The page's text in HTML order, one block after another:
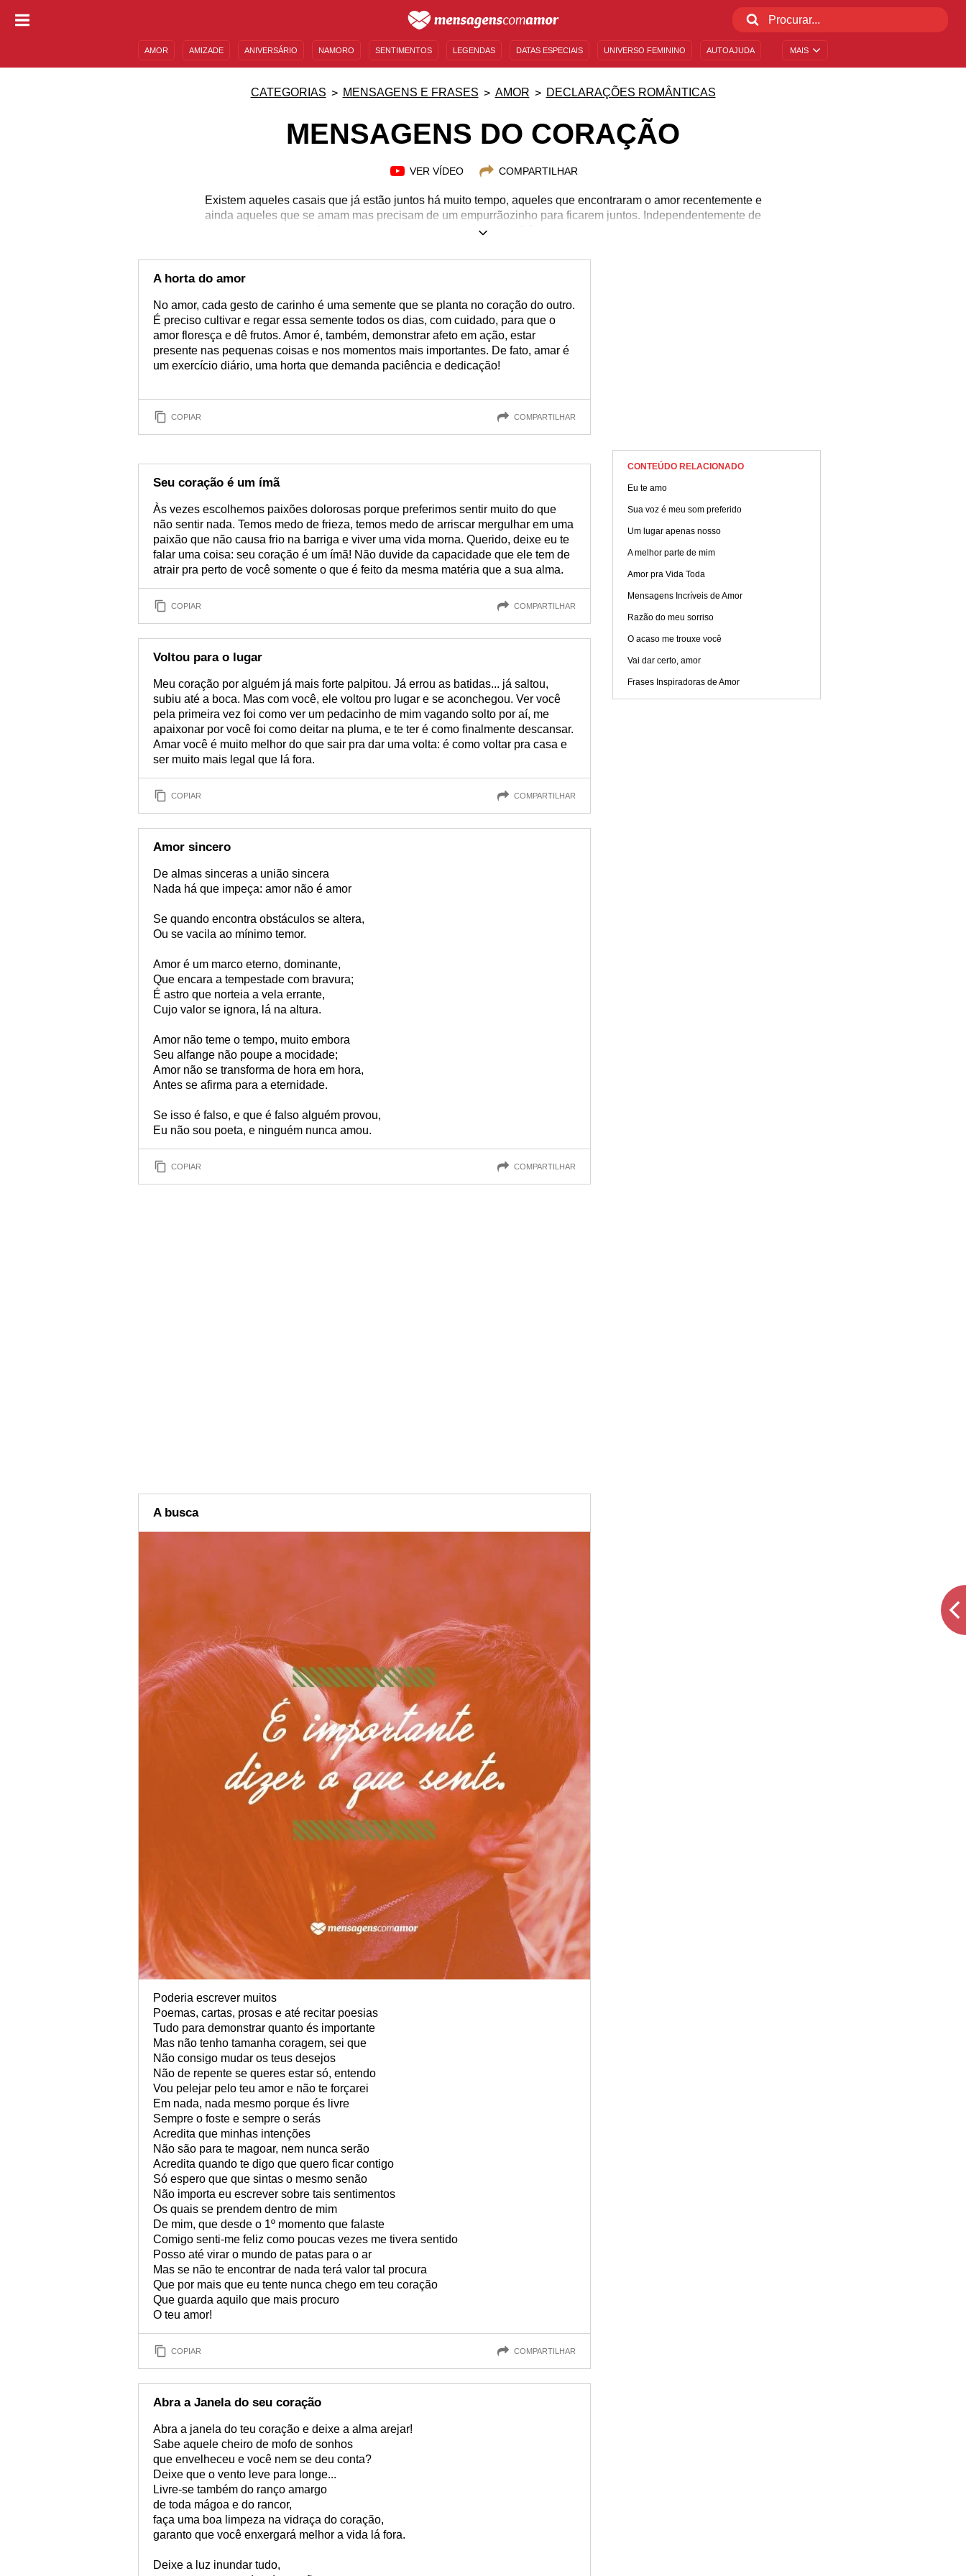
MAIS
AMOR AMIZADE ANIVERSÁRIO NAMORO SENTIMENTOS LEGENDAS DATAS ESPECIAIS UNIVERSO FEMININO AUTOAJUDA
CATEGORIAS MENSAGENS E FRASES AMOR DECLARAÇÕES ROMÂNTICAS
MENSAGENS DO CORAÇÃO
VER VÍDEO COMPARTILHAR
Existem aqueles casais que já estão juntos há muito tempo, aqueles que encontraram o amor recentemente e
ainda aqueles que se amam mas precisam de um empurrãozinho para ficarem juntos. Independentemente de
qual seja o seu caso, é preciso declarar os seus sentimentos! Dê o primeiro passo rumo ao amor ou reacenda
Confira estas mensagens do coração e inspire-se! Saiba como encontrar as palavras que melhor traduzem seus
sentimentos e se entregue ao amor. Não deixe para amanhã o sentimento que você pode demonstrar agora
A horta do amor
No amor, cada gesto de carinho é uma semente que se planta no coração do outro.
É preciso cultivar e regar essa semente todos os dias, com cuidado, para que o
amor floresça e dê frutos. Amor é, também, demonstrar afeto em ação, estar
presente nas pequenas coisas e nos momentos mais importantes. De fato, amar é
um exercício diário, uma horta que demanda paciência e dedicação!
COPIAR COMPARTILHAR
Seu coração é um ímã
Às vezes escolhemos paixões dolorosas porque preferimos sentir muito do que
não sentir nada. Temos medo de frieza, temos medo de arriscar mergulhar em uma
paixão que não causa frio na barriga e viver uma vida morna. Querido, deixe eu te
falar uma coisa: seu coração é um ímã! Não duvide da capacidade que ele tem de
atrair pra perto de você somente o que é feito da mesma matéria que a sua alma.
COPIAR COMPARTILHAR
Voltou para o lugar
Meu coração por alguém já mais forte palpitou. Já errou as batidas... já saltou,
subiu até a boca. Mas com você, ele voltou pro lugar e se aconchegou. Ver você
pela primeira vez foi como ver um pedacinho de mim vagando solto por aí, me
apaixonar por você foi como deitar na pluma, e te ter é como finalmente descansar.
Amar você é muito melhor do que sair pra dar uma volta: é como voltar pra casa e
ser muito mais legal que lá fora.
COPIAR COMPARTILHAR
Amor sincero
De almas sinceras a união sincera
Nada há que impeça: amor não é amor
Se quando encontra obstáculos se altera,
Ou se vacila ao mínimo temor.
Amor é um marco eterno, dominante,
Que encara a tempestade com bravura;
É astro que norteia a vela errante,
Cujo valor se ignora, lá na altura.
Amor não teme o tempo, muito embora
Seu alfange não poupe a mocidade;
Amor não se transforma de hora em hora,
Antes se afirma para a eternidade.
Se isso é falso, e que é falso alguém provou,
Eu não sou poeta, e ninguém nunca amou.
COPIAR COMPARTILHAR
A busca
Poderia escrever muitos
Poemas, cartas, prosas e até recitar poesias
Tudo para demonstrar quanto és importante
Mas não tenho tamanha coragem, sei que
Não consigo mudar os teus desejos
Não de repente se queres estar só, entendo
Vou pelejar pelo teu amor e não te forçarei
Em nada, nada mesmo porque és livre
Sempre o foste e sempre o serás
Acredita que minhas intenções
Não são para te magoar, nem nunca serão
Acredita quando te digo que quero ficar contigo
Só espero que que sintas o mesmo senão
Não importa eu escrever sobre tais sentimentos
Os quais se prendem dentro de mim
De mim, que desde o 1º momento que falaste
Comigo senti-me feliz como poucas vezes me tivera sentido
Posso até virar o mundo de patas para o ar
Mas se não te encontrar de nada terá valor tal procura
Que por mais que eu tente nunca chego em teu coração
Que guarda aquilo que mais procuro
O teu amor!
COPIAR COMPARTILHAR
Abra a Janela do seu coração
Abra a janela do teu coração e deixe a alma arejar!
Sabe aquele cheiro de mofo de sonhos
que envelheceu e você nem se deu conta?
Deixe que o vento leve para longe...
Livre-se também do ranço amargo
de toda mágoa e do rancor,
faça uma boa limpeza na vidraça do coração,
garanto que você enxergará melhor a vida lá fora.
Deixe a luz inundar tudo,
CONTEÚDO RELACIONADO
Eu te amo
Sua voz é meu som preferido
Um lugar apenas nosso
A melhor parte de mim
Amor pra Vida Toda
Mensagens Incríveis de Amor
Razão do meu sorriso
O acaso me trouxe você
Vai dar certo, amor
Frases Inspiradoras de Amor